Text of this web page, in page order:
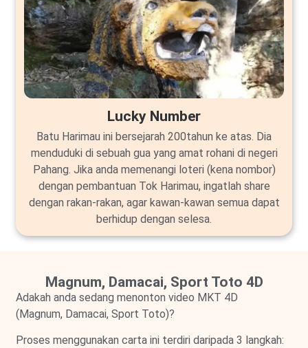
Lucky Number
Batu Harimau ini bersejarah 200tahun ke atas. Dia
menduduki di sebuah gua yang amat rohani di negeri
Pahang. Jika anda memenangi loteri (kena nombor)
dengan pembantuan Tok Harimau, ingatlah share
dengan rakan-rakan, agar kawan-kawan semua dapat
berhidup dengan selesa.
Magnum, Damacai, Sport Toto 4D
Adakah anda sedang menonton video MKT 4D
(Magnum, Damacai, Sport Toto)?
Proses menggunakan carta ini terdiri daripada 3 langkah: